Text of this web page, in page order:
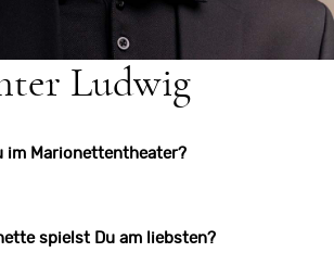
Ludwig
im Marionettentheater?
spielst Du am liebsten?